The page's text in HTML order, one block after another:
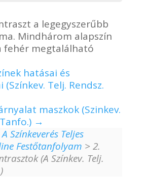
a legegyszerűbb
Mindhárom alapszín
fehér megtalálható
hatásai és
Telj. Rendsz.
maszkok (Szinkev.
A Színkeverés Teljes
Festőtanfolyam > 2.
(A Színkev. Telj.